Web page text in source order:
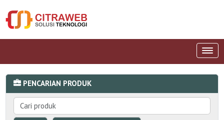
PENCARIAN PRODUK